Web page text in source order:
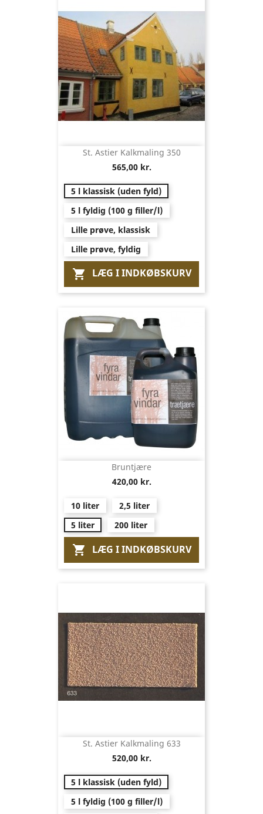
St. Astier Kalkmaling 350
565,00 kr.
5 l klassisk (uden fyld)
5 l fyldig (100 g filler/l)
Lille prøve, klassisk
Lille prøve, fyldig
 LÆG I INDKØBSKURV
Bruntjære
420,00 kr.
10 liter
2,5 liter
5 liter
200 liter
 LÆG I INDKØBSKURV
St. Astier Kalkmaling 633
520,00 kr.
5 l klassisk (uden fyld)
5 l fyldig (100 g filler/l)